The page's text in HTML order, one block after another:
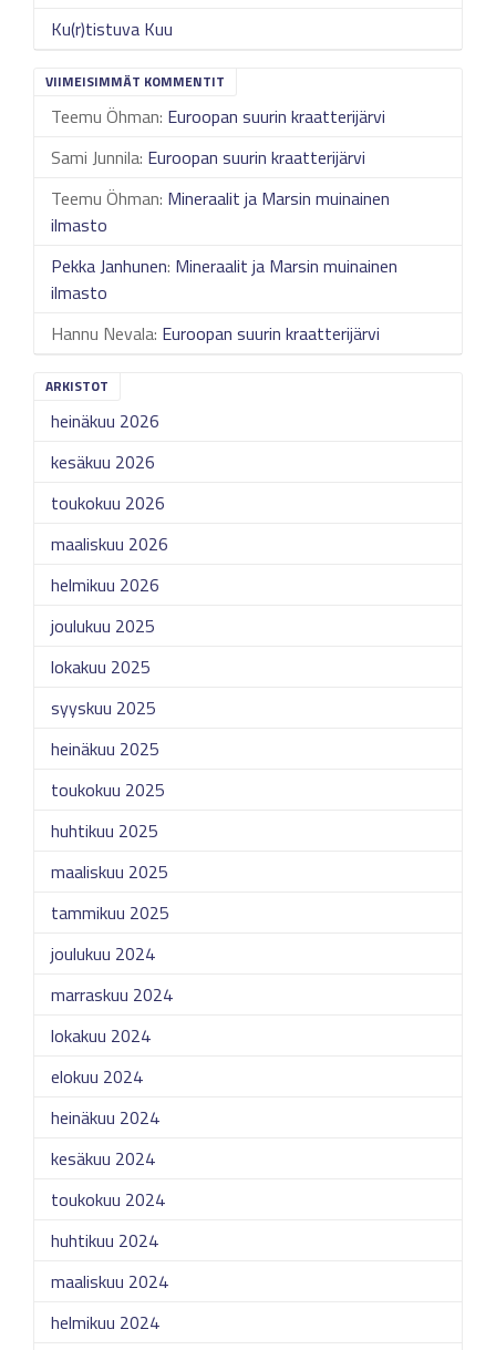
Ku(r)tistuva Kuu
VIIMEISIMMÄT KOMMENTIT
Teemu Öhman: Euroopan suurin kraatterijärvi
Sami Junnila: Euroopan suurin kraatterijärvi
Teemu Öhman: Mineraalit ja Marsin muinainen
ilmasto
Pekka Janhunen: Mineraalit ja Marsin muinainen
ilmasto
Hannu Nevala: Euroopan suurin kraatterijärvi
ARKISTOT
heinäkuu 2026
kesäkuu 2026
toukokuu 2026
maaliskuu 2026
helmikuu 2026
joulukuu 2025
lokakuu 2025
syyskuu 2025
heinäkuu 2025
toukokuu 2025
huhtikuu 2025
maaliskuu 2025
tammikuu 2025
joulukuu 2024
marraskuu 2024
lokakuu 2024
elokuu 2024
heinäkuu 2024
kesäkuu 2024
toukokuu 2024
huhtikuu 2024
maaliskuu 2024
helmikuu 2024